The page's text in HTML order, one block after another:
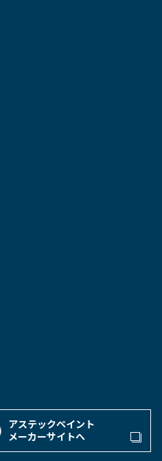
アステックペイント
メーカーサイトへ